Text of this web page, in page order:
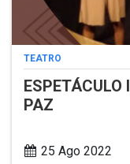
TEATRO
ESPETÁCULO
PAZ
25 Ago 2022